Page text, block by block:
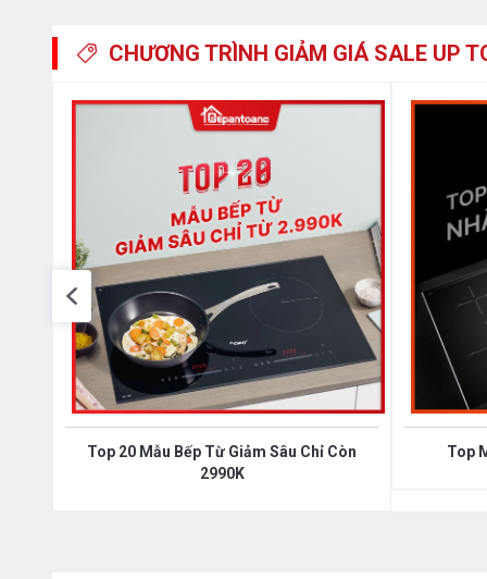
Kết hợp vùng nấu tự động
Tính năng AutoBridge giúp kết hợp các vùng nấu riêng
hoạt động trên cơ chế tự động nhận biết kích cỡ nồi
nấu cần được kích hoạt. Bằng cách này, kích thước
giúp cải thiện hiệu quả nấu nướng và tiện lợi khi sử
CHƯƠNG TRÌNH GIẢM GIÁ SALE UP
Top 20 Mẫu Bếp Từ Giảm Sâu Chỉ Còn
2990K
Top